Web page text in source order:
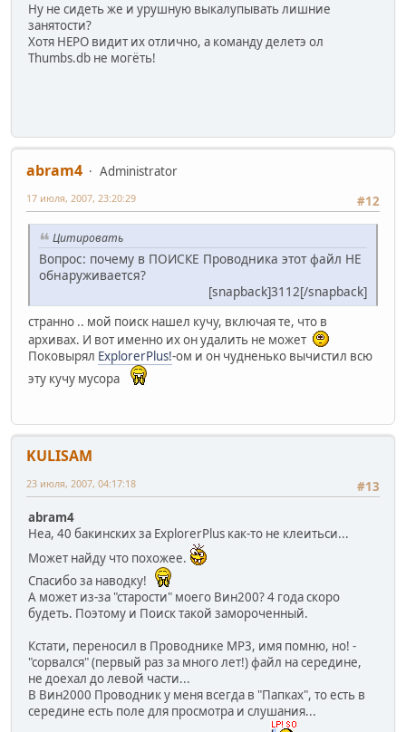
Ну не сидеть же и урушную выкалупывать лишние
занятости?
Хотя НЕРО видит их отлично, а команду делетэ ол
Thumbs.db не могёть!
abram4
Administrator
#12
17 июля, 2007, 23:20:29
Цитировать
Вопрос: почему в ПОИСКЕ Проводника этот файл НЕ
обнаруживается?
[snapback]3112[/snapback]
странно .. мой поиск нашел кучу, включая те, что в
архивах. И вот именно их он удалить не может
Поковырял ExplorerPlus!-ом и он чудненько вычистил всю
эту кучу мусора
KULISAM
#13
23 июля, 2007, 04:17:18
abram4
Неа, 40 бакинских за ExplorerPlus как-то не клеитьси...
Может найду что похожее.
Спасибо за наводку!
А может из-за "старости" моего Вин200? 4 года скоро
будеть. Поэтому и Поиск такой замороченный.
Кстати, переносил в Проводнике МР3, имя помню, но! -
"сорвался" (первый раз за много лет!) файл на середине,
не доехал до левой части...
В Вин2000 Проводник у меня всегда в "Папках", то есть в
середине есть поле для просмотра и слушания...